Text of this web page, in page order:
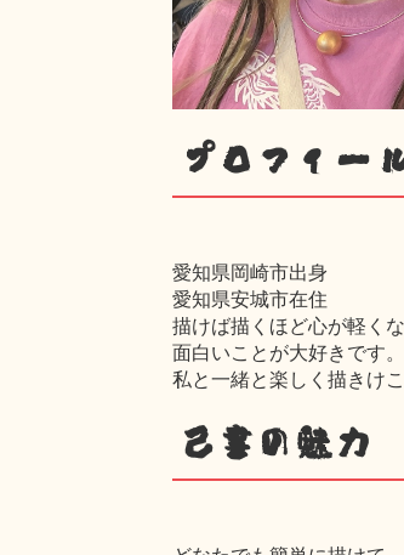
プロフィー
愛知県岡崎市出身
愛知県安城市在住
描けば描くほど心が軽く
面白いことが大好きです。
私と一緒と楽しく描きけこ
己書の魅力